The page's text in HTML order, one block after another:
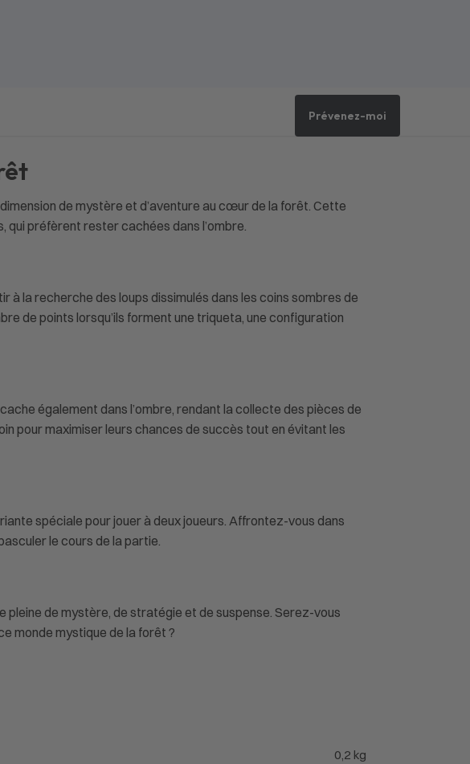
Prévenez-moi
de mystère et d’aventure au cœur de la forêt. Cette
qui préfèrent rester cachées dans l’ombre.
la recherche des loups dissimulés dans les coins sombres de
de points lorsqu’ils forment une triqueta, une configuration
également dans l’ombre, rendant la collecte des pièces de
pour maximiser leurs chances de succès tout en évitant les
spéciale pour jouer à deux joueurs. Affrontez-vous dans
le cours de la partie.
pleine de mystère, de stratégie et de suspense. Serez-vous
monde mystique de la forêt ?
0,2 kg